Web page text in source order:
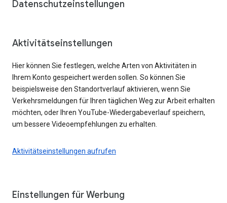
Datenschutzeinstellungen
Aktivitätseinstellungen
Hier können Sie festlegen, welche Arten von Aktivitäten in
Ihrem Konto gespeichert werden sollen. So können Sie
beispielsweise den Standortverlauf aktivieren, wenn Sie
Verkehrsmeldungen für Ihren täglichen Weg zur Arbeit erhalten
möchten, oder Ihren YouTube-Wiedergabeverlauf speichern,
um bessere Videoempfehlungen zu erhalten.
Aktivitätseinstellungen aufrufen
Einstellungen für Werbung